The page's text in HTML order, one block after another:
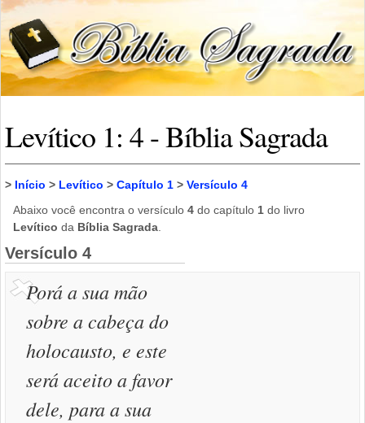
Levítico 1: 4 - Bíblia Sagrada
> Início > Levítico > Capítulo 1 > Versículo 4
Abaixo você encontra o versículo 4 do capítulo 1 do livro
Levítico da Bíblia Sagrada
Versículo 4
Porá a sua mão
sobre a cabeça do
holocausto, e este
será aceito a favor
dele, para a sua